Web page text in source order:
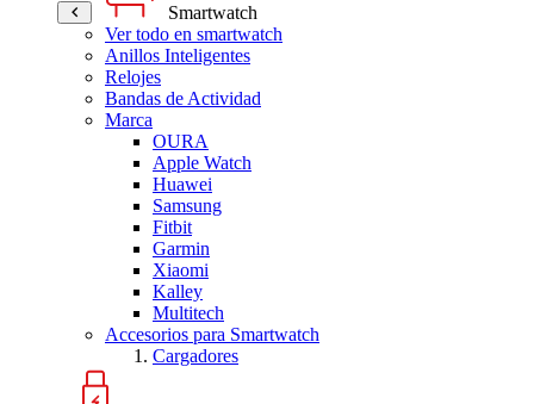
Smartwatch
Ver todo en smartwatch
Anillos Inteligentes
Relojes
Bandas de Actividad
Marca
OURA
Apple Watch
Huawei
Samsung
Fitbit
Garmin
Xiaomi
Kalley
Multitech
Accesorios para Smartwatch
Cargadores